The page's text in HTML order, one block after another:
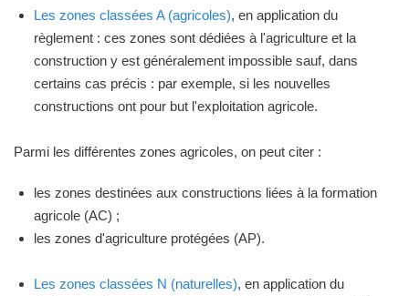
Les zones classées A (agricoles), en application du
règlement : ces zones sont dédiées à l'agriculture et la
construction y est généralement impossible sauf, dans
certains cas précis : par exemple, si les nouvelles
constructions ont pour but l'exploitation agricole.
Parmi les différentes zones agricoles, on peut citer :
les zones destinées aux constructions liées à la formation
agricole (AC) ;
les zones d'agriculture protégées (AP).
Les zones classées N (naturelles), en application du